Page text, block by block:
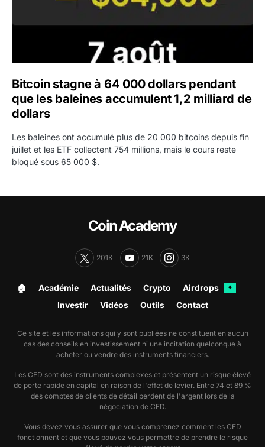
Bitcoin stagne à 64 000 dollars pendant
que les baleines accumulent 1,2 milliard de
dollars
Les baleines ont accumulé plus de 20 000 bitcoins depuis fin
juillet et les ETF collectent 754 millions, mais le cours reste
bloqué sous 65 000 $.
Coin Academy
201K 21K 3K
🏠︎ Académie Actualités Crypto Airdrops ✦
Investir Vidéos Outils Contact
Ce site et les informations qui y sont publiées ne constituent en aucun
cas des conseils en investissement ni une incitation quelconque à
acheter ou vendre des instruments financiers.
Les CFD sont des instruments complexes et présentent un risque élevé
de perte rapide en capital en raison de l'effet de levier. Entre 74 et 89 %
des comptes de clients de détail perdent de l'argent lors de la
négociation de CFD.
Vous devez vous assurer que vous comprenez comment les CFD
fonctionnent et que vous pouvez vous permettre de prendre le risque